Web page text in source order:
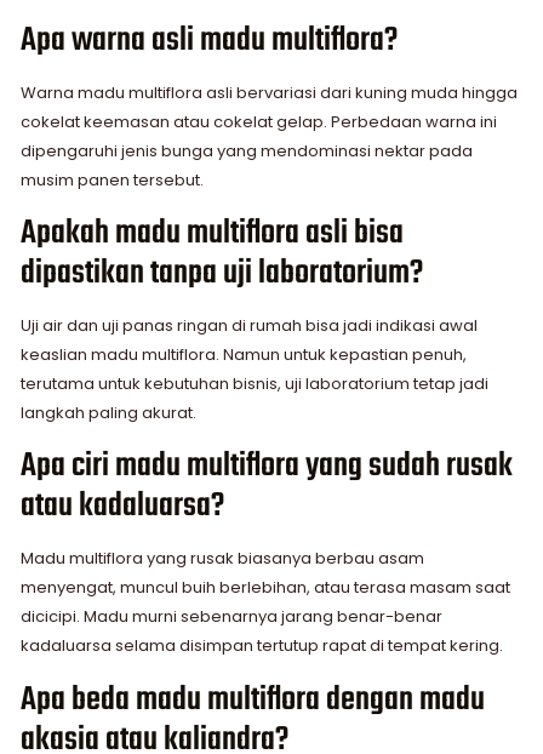
Apa warna asli madu multiflora?
Warna madu multiflora asli bervariasi dari kuning muda hingga
cokelat keemasan atau cokelat gelap. Perbedaan warna ini
dipengaruhi jenis bunga yang mendominasi nektar pada
musim panen tersebut.
Apakah madu multiflora asli bisa
dipastikan tanpa uji laboratorium?
Uji air dan uji panas ringan di rumah bisa jadi indikasi awal
keaslian madu multiflora. Namun untuk kepastian penuh,
terutama untuk kebutuhan bisnis, uji laboratorium tetap jadi
langkah paling akurat.
Apa ciri madu multiflora yang sudah rusak
atau kadaluarsa?
Madu multiflora yang rusak biasanya berbau asam
menyengat, muncul buih berlebihan, atau terasa masam saat
dicicipi. Madu murni sebenarnya jarang benar-benar
kadaluarsa selama disimpan tertutup rapat di tempat kering.
Apa beda madu multiflora dengan madu
akasia atau kaliandra?